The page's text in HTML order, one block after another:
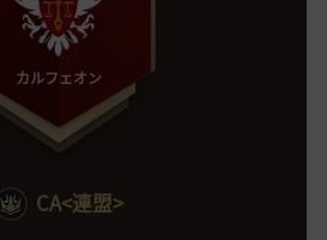
カルフェオン
CA<連盟>